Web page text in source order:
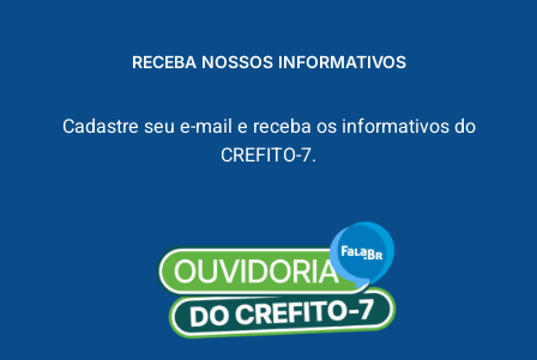
RECEBA NOSSOS INFORMATIVOS
Cadastre seu e-mail e receba os informativos do
CREFITO-7.